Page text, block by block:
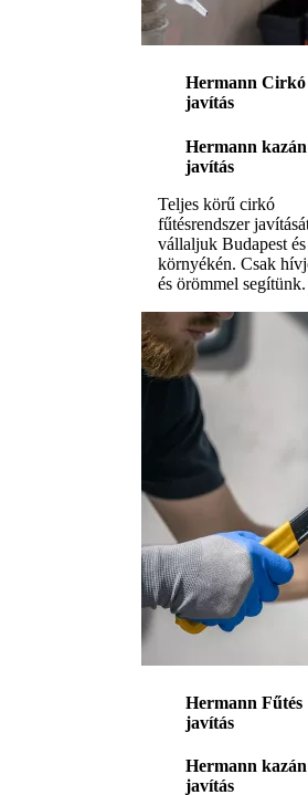
Hermann Cirkó
javítás
Hermann kazán
javítás
Teljes körű cirkó
fűtésrendszer
vállaljuk Budapest és
környékén. Csak
és örömmel segítünk.
Hermann Fűtés
javítás
Hermann kazán
javítás